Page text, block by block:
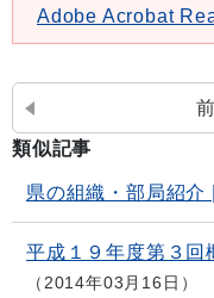
Adobe Acrobat
類似記事
県の組織・部局紹介
平成１９年度第３回
2014年03月16日